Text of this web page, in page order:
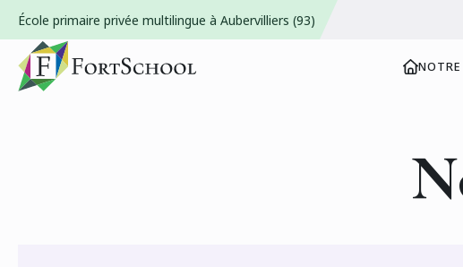
École primaire privée multilingue à Aubervilliers (93)
NOTRE